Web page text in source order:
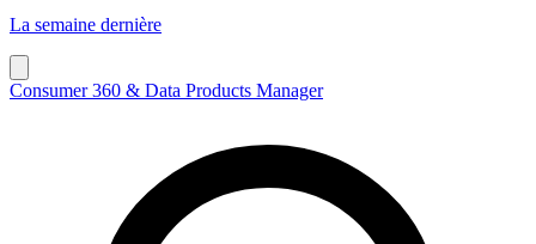
La semaine dernière
Consumer 360 & Data Products Manager